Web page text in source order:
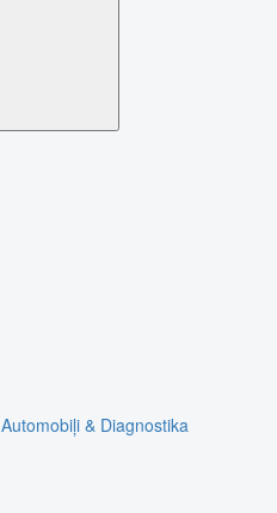
Automobiļi & Diagnostika